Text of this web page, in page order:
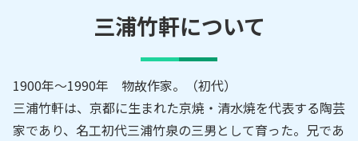
三浦竹軒について
1900年～1990年 物故作家。（初代）
三浦竹軒は、京都に生まれた京焼・清水焼を代表する陶芸
家であり、名工初代三浦竹泉の三男として育った。兄であ